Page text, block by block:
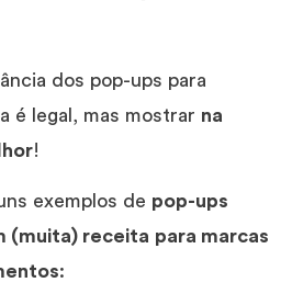
dos pop-ups para
é legal, mas mostrar na
!
exemplos de pop-ups
(muita) receita para marcas
: